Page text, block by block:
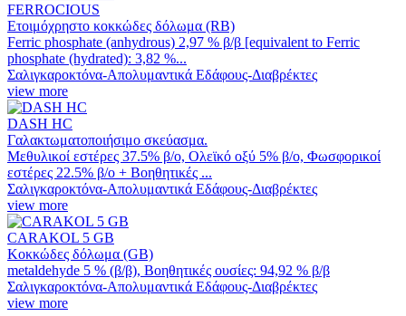
FERROCIOUS
Ετοιμόχρηστο κοκκώδες δόλωμα (RB)
Ferric phosphate (anhydrous) 2,97 % β/β [equivalent to Ferric
phosphate (hydrated): 3,82 %...
Σαλιγκαροκτόνα-Απολυμαντικά Εδάφους-Διαβρέκτες
view more
DASH HC
Γαλακτωματοποιήσιμο σκεύασμα.
Μεθυλικοί εστέρες 37.5% β/ο, Ολεϊκό οξύ 5% β/ο, Φωσφορικοί
εστέρες 22.5% β/ο + Βοηθητικές ...
Σαλιγκαροκτόνα-Απολυμαντικά Εδάφους-Διαβρέκτες
view more
CARAKOL 5 GB
Κοκκώδες δόλωμα (GB)
metaldehyde 5 % (β/β), Βοηθητικές ουσίες: 94,92 % β/β
Σαλιγκαροκτόνα-Απολυμαντικά Εδάφους-Διαβρέκτες
view more